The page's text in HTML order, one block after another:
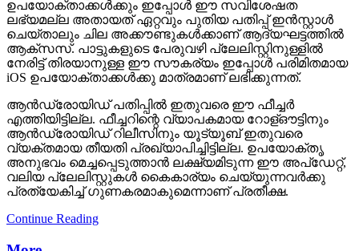
നേരിട്ട് തിരയാനുള്ള ഈ സൗകര്യം ഇപ്പോള്‍ പരിമിതമായ
iOS ഉപയോക്താക്കള്‍ക്കു മാത്രമാണ് ലഭിക്കുന്നത്.
ആന്‍ഡ്രോയിഡ് പതിപ്പില്‍ ഇതുവരെ ഈ ഫീച്ചര്‍
എത്തിയിട്ടില്ല. ഫീച്ചറിന്റെ വ്യാപകമായ റോള്ഔട്ടിനും
ആന്‍ഡ്രോയിഡ് റിലീസിനും യൂട്യൂബ് ഇതുവരെ
അനുഭവം മെച്ചപ്പെടുത്താന്‍ ലക്ഷ്യമിടുന്ന ഈ അപ്‌ഡേറ്റ്,
വലിയ പ്ലേലിസ്റ്റുകള്‍ കൈകാര്യം ചെയ്യുന്നവര്‍ക്കു
പ്രത്യേകിച്ച് ഗുണകരമാകുമെന്നാണ് പ്രതീക്ഷ.
Continue Reading
More